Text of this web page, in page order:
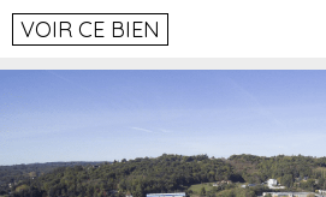
VOIR CE BIEN